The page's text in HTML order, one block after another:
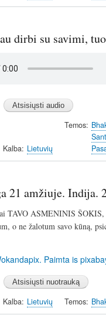
dirbi su savimi,
Kalba Lietuvių
Temos
21 amžiuje. Indija.
TAVO ASMENINIS
o ne žalotum savo kūną,
Kalba Lietuvių Temos